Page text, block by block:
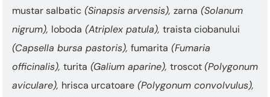
mustar salbatic (Sinapsis arvensis), zarna (Solanum
nigrum), loboda (Atriplex patula), traista ciobanului
(Capsella bursa pastoris), fumarita (Fumaria
officinalis), turita (Galium aparine), troscot(Polygonum
aviculare), hrisca urcatoare (Polygonum convolvulus),